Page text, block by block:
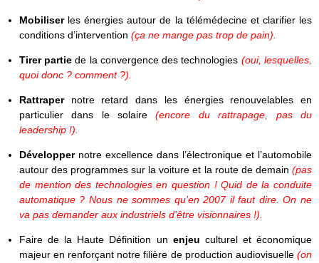
Mobiliserles énergies autour de la télémédecine et clarifier les
conditions d’intervention (ça ne mange pas trop de pain).
Tirer partie de la convergence des technologies (oui, lesquelles,
quoi donc ? comment ?).
Rattrapernotre retard dans les énergies renouvelables en
particulier dans le solaire(encore du rattrapage, pas du
leadership !).
Développernotre excellence dans l’électronique et l’automobile
autour des programmes sur la voiture et la route de demain (pas
de mention des technologies en question ! Quid de la conduite
automatique ? Nous ne sommes qu’en 2007 il faut dire. On ne
va pas demander aux industriels d’être visionnaires !).
Faire de la Haute Définition un enjeu culturel et économique
majeur en renforçant notre filière de production audiovisuelle (on